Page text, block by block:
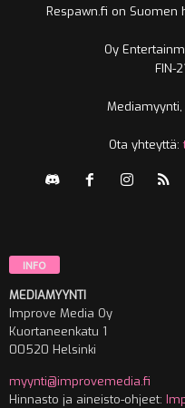
Respawn.fi on Suomen
Oy
FIN-
Ota yhteyttä:
INFO
MEDIAMYYNTI
Improve Media Oy
Kuortaneenkatu 1
00520 Helsinki
myynti@improvemedia.fi
Hinnasto ja aineisto-ohjeet: